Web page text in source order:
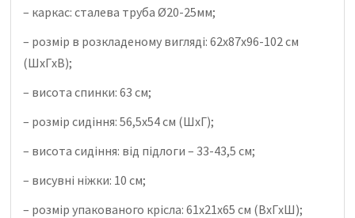
– каркас: сталева труба Ø20-25мм;
– розмір в розкладеному вигляді: 62х87х96-102 см
(ШхГхВ);
– висота спинки: 63 см;
– розмір сидіння: 56,5х54 см (ШхГ);
– висота сидіння: від підлоги – 33-43,5 см;
– висувні ніжки: 10 см;
– розмір упакованого крісла: 61х21х65 см (ВхГхШ);